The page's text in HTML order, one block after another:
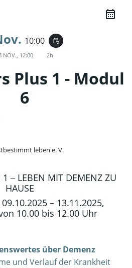
10:00 event_repeat
NOV., 12:00 2h
Plus 1 - Modul
6
leben e. V.
1 ‒ LEBEN MIT DEMENZ ZU
HAUSE
– 13.11.2025,
10.00 bis 12.00 Uhr
über Demenz
und Verlauf der Krankheit